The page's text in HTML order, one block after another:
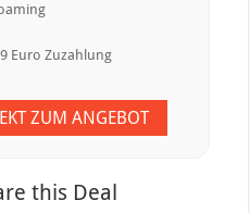
Euro Zuzahlung
ZUM ANGEBOT
this Deal